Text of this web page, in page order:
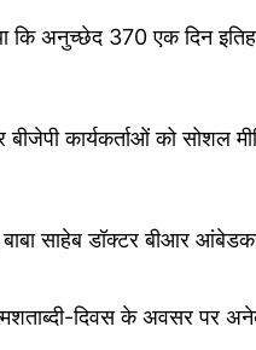
कि अनुच्छेद 370 एक दिन
बीजेपी कार्यकर्ताओं को सोशल
साहेब डॉक्टर बीआर
दिवस के अवसर पर